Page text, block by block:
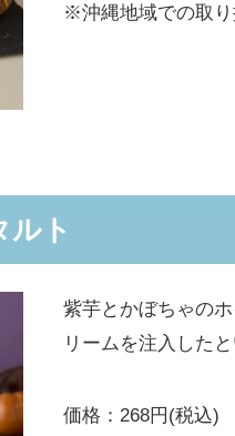
※沖縄地域での取り
ルト
紫芋とかぼちゃの
リームを注入したと
価格：268円(税込)